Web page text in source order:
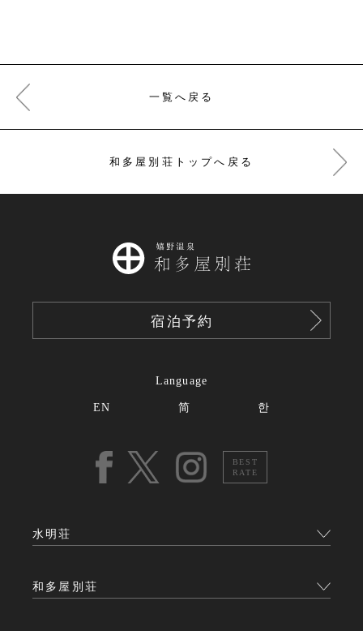
一覧へ戻る
和多屋別荘トップへ戻る
宿泊予約
Language
EN 简 한
BEST
RATE
水明荘
和多屋別荘